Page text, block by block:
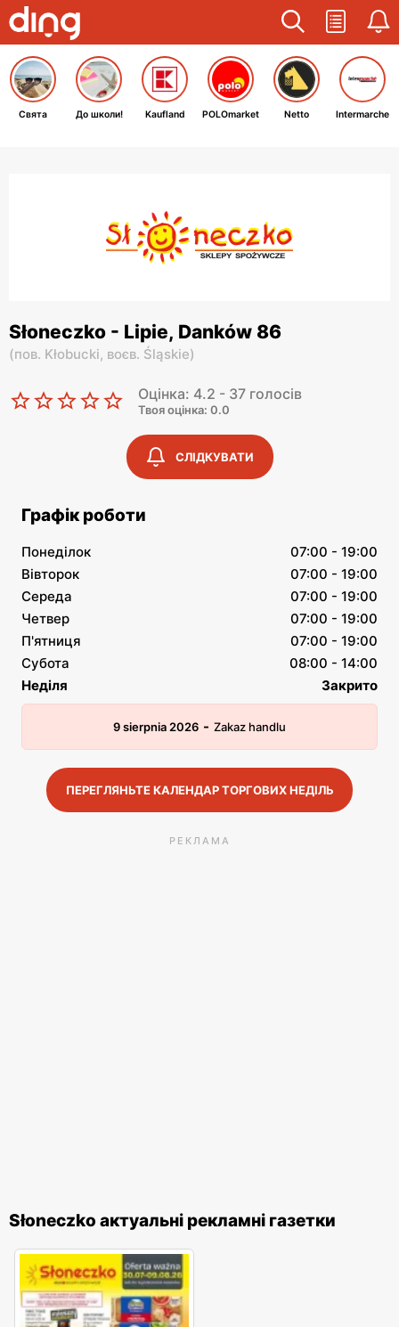
Свята До школи! Kaufland POLOmarket Netto Intermarche
Słoneczko - Lipie, Danków 86
(пов. Kłobucki, воєв. Śląskie)
Оцінка: 4.2 - 37 голосів
Твоя оцінка: 0.0
СЛІДКУВАТИ
Графік роботи
Понеділок
07:00 - 19:00
Вівторок
07:00 - 19:00
Середа
07:00 - 19:00
Четвер
07:00 - 19:00
П'ятниця
07:00 - 19:00
Субота
08:00 - 14:00
Неділя
Закрито
9 sierpnia 2026 - Zakaz handlu
ПЕРЕГЛЯНЬТЕ КАЛЕНДАР ТОРГОВИХ НЕДІЛЬ
РЕКЛАМА
Słoneczko актуальні рекламні газетки